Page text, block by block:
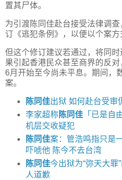
置其尸体。
为引渡陈同佳赴台接受法律调
订《逃犯条例》，以便以个案方
但这个修订建议若通过，将同时
果引起香港民众甚至商界的反对
6月开始至今尚未平息。期间，
案。
陈同佳出狱 如何赴台受审
李家超称 陈同佳「已是自
机层交收疑犯
陈同佳案：管浩鸣指只是
吓唬他 陈今不去台湾
陈同佳今出狱为“弥天大罪
人道歉